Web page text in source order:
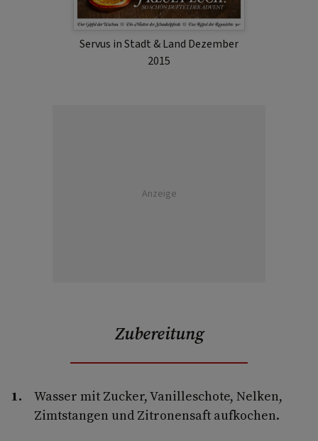
Servus in Stadt & Land Dezember
2015
Anzeige
Zubereitung
Wasser mit Zucker, Vanilleschote, Nelken,
Zimtstangen und Zitronensaft aufkochen.